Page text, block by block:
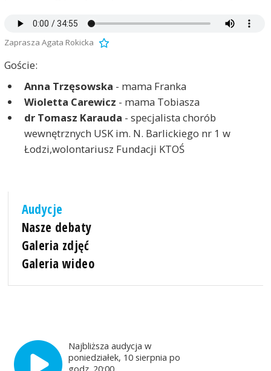
Zaprasza Agata Rokicka
Goście:
Anna Trzęsowska - mama Franka
Wioletta Carewicz - mama Tobiasza
dr Tomasz Karauda - specjalista chorób
wewnętrznych USK im. N. Barlickiego nr 1 w
Łodzi,wolontariusz Fundacji KTOŚ
Audycje
Nasze debaty
Galeria zdjęć
Galeria wideo
Najbliższa audycja w
poniedziałek, 10 sierpnia po
godz. 20:00